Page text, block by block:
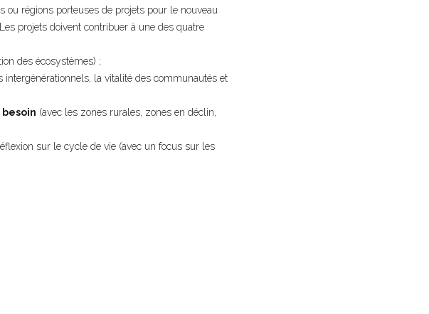
régions porteuses de projets pour le nouveau
projets doivent contribuer à une des quatre
des écosystèmes) ;
intergénérationnels, la vitalité des communautés et
(avec les zones rurales, zones en déclin,
sur le cycle de vie (avec un focus sur les